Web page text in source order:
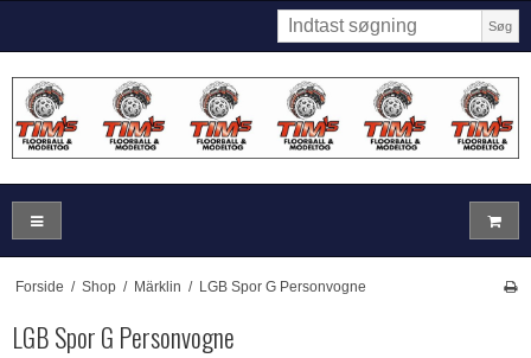
Søg
Forside / Shop / Märklin / LGB Spor G Personvogne
LGB Spor G Personvogne